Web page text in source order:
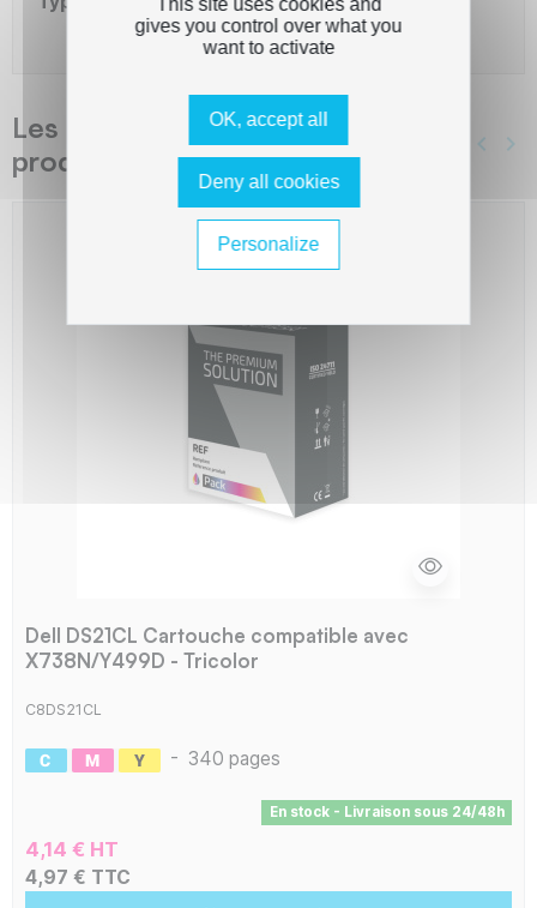
Les clients qui ont acheté ce
produit ont également acheté...
keyboard_arrow_left keyboard_arrow_right
Dell DS21CL Cartouche compatible avec
X738N/Y499D - Tricolor
C8DS21CL
- 340 pages
En stock - Livraison sous 24/48h
4,14 € HT
4,97 € TTC
gives you control over what you
want to activate
OK, accept all
Deny all cookies
Personalize